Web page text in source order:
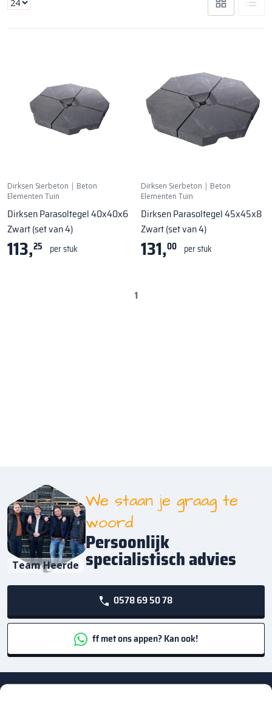
Dirksen Sierbeton | Beton
Elementen Tuin
Dirksen Parasoltegel 40x40x6
Zwart (set van 4)
113,25 per stuk
Dirksen Sierbeton | Beton
Elementen Tuin
Dirksen Parasoltegel 45x45x8
Zwart (set van 4)
131,00 per stuk
1
Team Heerde
We staan je graag te
woord
Persoonlijk
specialistisch advies
0578 69 50 78
ff met ons appen? Kan ook!